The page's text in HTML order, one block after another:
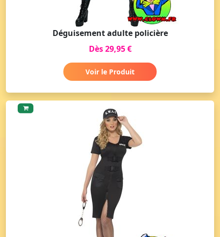
Déguisement adulte policière
Dès 29,95 €
Voir le Produit